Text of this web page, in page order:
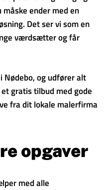
ender med en
Det ser vi som en
værdsætter og får
Nødebo, og udfører alt
gratis tilbud med gode
fra dit lokale malerfirma
opgaver
med alle